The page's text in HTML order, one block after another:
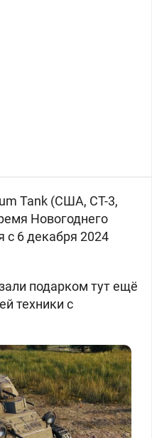
Tank (США, СТ-3,
Новогоднего
с 6 декабря 2024
подарком тут ещё
техники с